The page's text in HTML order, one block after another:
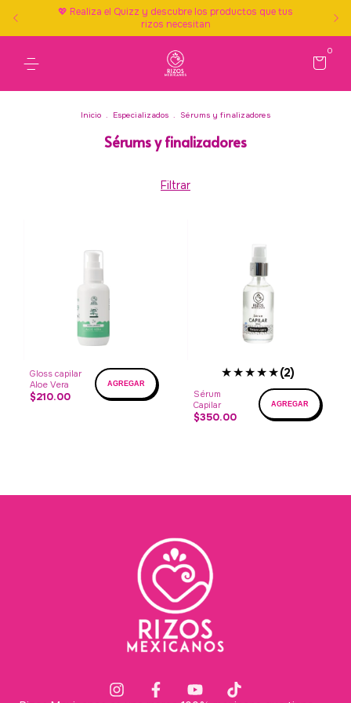
💖 Realiza el Quizz y descubre los productos que tus
rizos necesitan
0
Inicio . Especializados . Sérums y finalizadores
Sérums y finalizadores
Filtrar
Gloss capilar
Aloe Vera
$210.00
★★★★★(2)
Sérum
Capilar
$350.00